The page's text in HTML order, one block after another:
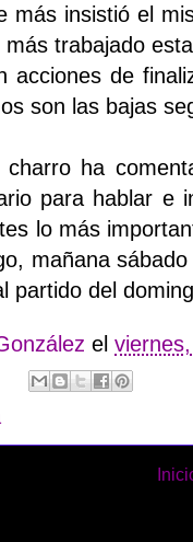
más insistió el
trabajado
acciones de
son las bajas
ha
para hablar e
lo más
mañana
partido del
el